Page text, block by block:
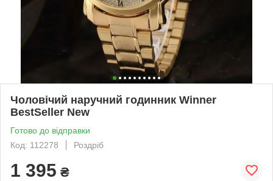
Чоловічий наручний годинник Winner
BestSeller New
Готово до відправки
Код: 112278
Роздріб
1 395 ₴